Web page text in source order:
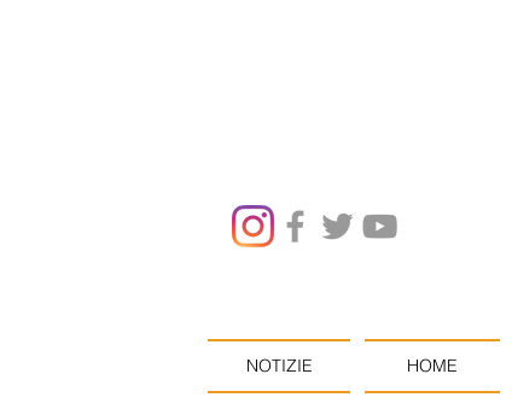
NOTIZIE HOME